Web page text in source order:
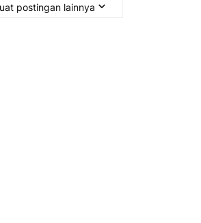
postingan lainnya